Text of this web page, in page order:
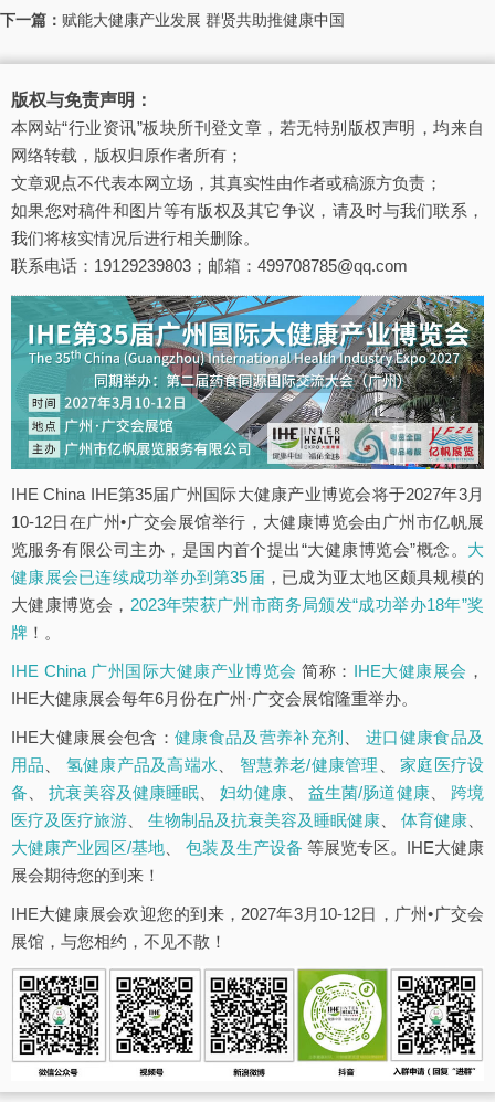
下一篇： 赋能大健康产业发展 群贤共助推健康中国
版权与免责声明：
本网站“行业资讯”板块所刊登文章，若无特别版权声明，均来自
网络转载，版权归原作者所有；
文章观点不代表本网立场，其真实性由作者或稿源方负责；
如果您对稿件和图片等有版权及其它争议，请及时与我们联系，
我们将核实情况后进行相关删除。
联系电话：19129239803；邮箱：499708785@qq.com
IHE China IHE第35届广州国际大健康产业博览会将于2027年3月
10-12日在广州•广交会展馆举行，大健康博览会由广州市亿帆展
览服务有限公司主办，是国内首个提出“大健康博览会”概念。 大
健康展会已连续成功举办到第35届 ，已成为亚太地区颇具规模的
大健康博览会， 2023年荣获广州市商务局颁发“成功举办18年”奖
牌 ！。
IHE China 广州国际大健康产业博览会 简称： IHE大健康展会 ，
IHE大健康展会每年6月份在广州·广交会展馆隆重举办。
IHE大健康展会包含： 健康食品及营养补充剂 、进口健康食品及
用品
氢健康产品及高端水 智慧养老/健康管理 、家庭医疗设
备 、抗衰美容及健康睡眠 、妇幼健康、 益生菌/肠道健康、 跨境
医疗及医疗旅游
生物制品及抗衰美容及睡眠健康 体育健康
大健康产业园区/基地 、包装及生产设备 等展览专区。IHE大健康
展会期待您的到来！
IHE大健康展会欢迎您的到来，2027年3月10-12日，广州•广交会
展馆，与您相约，不见不散！